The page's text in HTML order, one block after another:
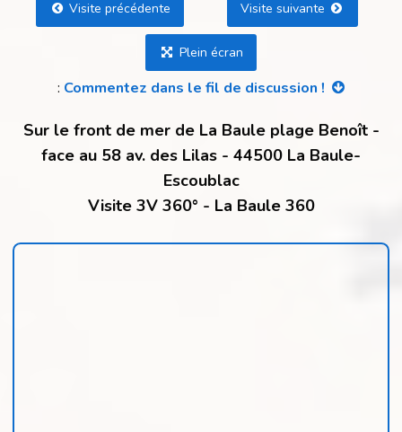
Visite précédente
Plein écran
: Commentez dans le fil de discussion !
Visite suivante
Sur le front de mer de La Baule plage Benoît -
face au 58 av. des Lilas - 44500 La Baule-
Escoublac
Visite 3V 360° - La Baule 360